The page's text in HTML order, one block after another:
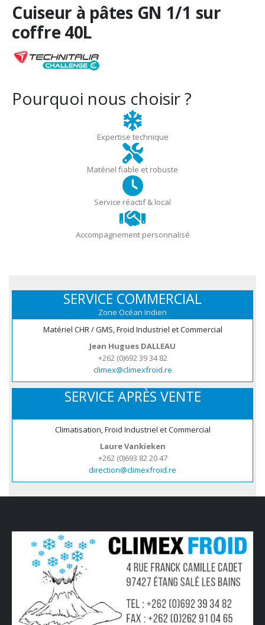
Cuiseur à pâtes GN 1/1 sur
coffre 40L
Pourquoi nous choisir ?
Expertise technique
Matériel fiable et robuste
Service réactif & local
Accompagnement personnalisé
SERVICE COMMERCIAL
Zone Océan Indien
Matériel CHR / GMS, Froid Industriel et Commercial
Jean Hugues DALLEAU
+262 (0)692 39 34 82
climex@climexfroid.re
SERVICE APRÈS VENTE
Climatisation, Froid Industriel et Commercial
Laure Vankieken
+262 (0)693 82 20 47
direction@climexfroid.re